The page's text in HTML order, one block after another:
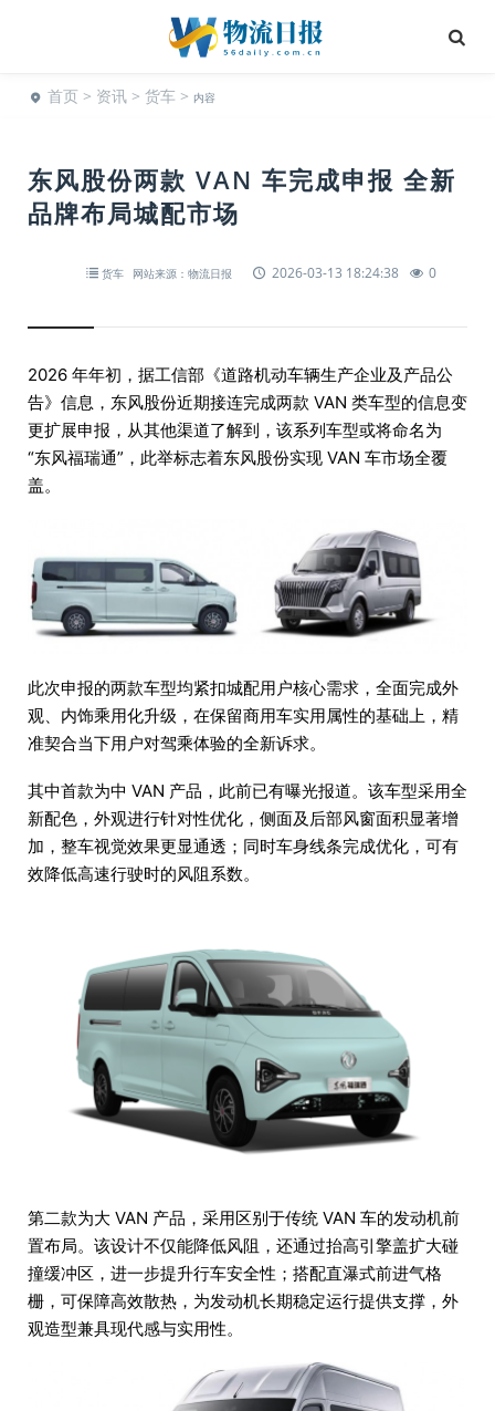
首页 > 资讯 > 货车 > 内容
东风股份两款 VAN 车完成申报 全新
品牌布局城配市场
货车 网站来源：物流日报 2026-03-13 18:24:38 0
2026 年年初，据工信部《道路机动车辆生产企业及产品公
告》信息，东风股份近期接连完成两款 VAN 类车型的信息变
更扩展申报，从其他渠道了解到，该系列车型或将命名为
“东风福瑞通”，此举标志着东风股份实现 VAN 车市场全覆
盖。
此次申报的两款车型均紧扣城配用户核心需求，全面完成外
观、内饰乘用化升级，在保留商用车实用属性的基础上，精
准契合当下用户对驾乘体验的全新诉求。
其中首款为中 VAN 产品，此前已有曝光报道。该车型采用全
新配色，外观进行针对性优化，侧面及后部风窗面积显著增
加，整车视觉效果更显通透；同时车身线条完成优化，可有
效降低高速行驶时的风阻系数。
第二款为大 VAN 产品，采用区别于传统 VAN 车的发动机前
置布局。该设计不仅能降低风阻，还通过抬高引擎盖扩大碰
撞缓冲区，进一步提升行车安全性；搭配直瀑式前进气格
栅，可保障高效散热，为发动机长期稳定运行提供支撑，外
观造型兼具现代感与实用性。